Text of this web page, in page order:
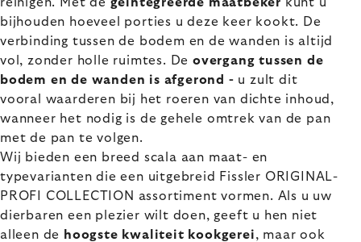
bijhouden hoeveel porties u deze keer kookt. De
verbinding tussen de bodem en de wanden is altijd
vol, zonder holle ruimtes. De overgang tussen de
bodem en de wanden is afgerond - u zult dit
vooral waarderen bij het roeren van dichte inhoud,
wanneer het nodig is de gehele omtrek van de pan
met de pan te volgen.
Wij bieden een breed scala aan maat- en
typevarianten die een uitgebreid Fissler ORIGINAL-
PROFI COLLECTION assortiment vormen. Als u uw
dierbaren een plezier wilt doen, geeft u hen niet
alleen de
hoogste kwaliteit kookgerei, maar ook